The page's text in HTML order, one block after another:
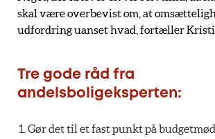
skal være overbevist om, at
udfordring uanset hvad, fortæller
Tre gode råd fra
andelsboligeksperten:
Gør det til et fast punkt på